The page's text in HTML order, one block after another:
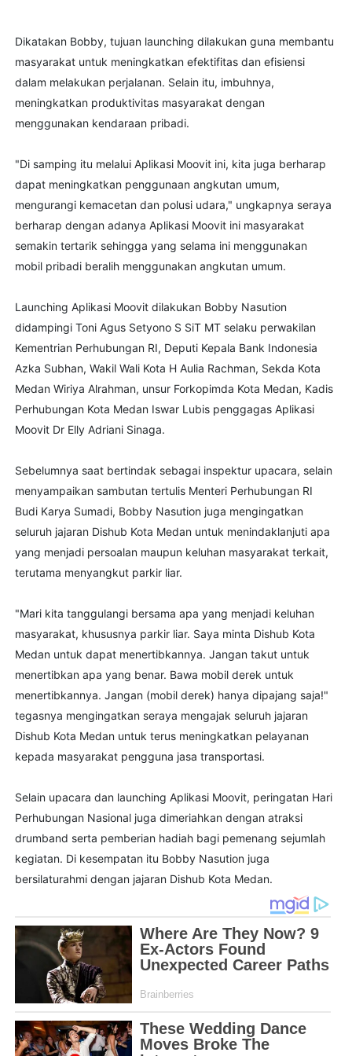
Dikatakan Bobby, tujuan launching dilakukan guna membantu
masyarakat untuk meningkatkan efektifitas dan efisiensi
dalam melakukan perjalanan. Selain itu, imbuhnya,
meningkatkan produktivitas masyarakat dengan
menggunakan kendaraan pribadi.
"Di samping itu melalui Aplikasi Moovit ini, kita juga berharap
dapat meningkatkan penggunaan angkutan umum,
mengurangi kemacetan dan polusi udara," ungkapnya seraya
berharap dengan adanya Aplikasi Moovit ini masyarakat
semakin tertarik sehingga yang selama ini menggunakan
mobil pribadi beralih menggunakan angkutan umum.
Launching Aplikasi Moovit dilakukan Bobby Nasution
didampingi Toni Agus Setyono S SiT MT selaku perwakilan
Kementrian Perhubungan RI, Deputi Kepala Bank Indonesia
Azka Subhan, Wakil Wali Kota H Aulia Rachman, Sekda Kota
Medan Wiriya Alrahman, unsur Forkopimda Kota Medan, Kadis
Perhubungan Kota Medan Iswar Lubis penggagas Aplikasi
Moovit Dr Elly Adriani Sinaga.
Sebelumnya saat bertindak sebagai inspektur upacara, selain
menyampaikan sambutan tertulis Menteri Perhubungan RI
Budi Karya Sumadi, Bobby Nasution juga mengingatkan
seluruh jajaran Dishub Kota Medan untuk menindaklanjuti apa
yang menjadi persoalan maupun keluhan masyarakat terkait,
terutama menyangkut parkir liar.
"Mari kita tanggulangi bersama apa yang menjadi keluhan
masyarakat, khususnya parkir liar. Saya minta Dishub Kota
Medan untuk dapat menertibkannya. Jangan takut untuk
menertibkan apa yang benar. Bawa mobil derek untuk
menertibkannya. Jangan (mobil derek) hanya dipajang saja!"
tegasnya mengingatkan seraya mengajak seluruh jajaran
Dishub Kota Medan untuk terus meningkatkan pelayanan
kepada masyarakat pengguna jasa transportasi.
Selain upacara dan launching Aplikasi Moovit, peringatan Hari
Perhubungan Nasional juga dimeriahkan dengan atraksi
drumband serta pemberian hadiah bagi pemenang sejumlah
kegiatan. Di kesempatan itu Bobby Nasution juga
bersilaturahmi dengan jajaran Dishub Kota Medan.